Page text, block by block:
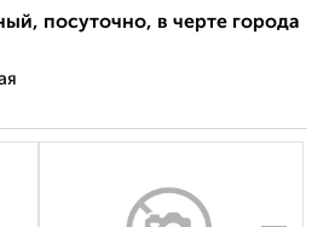
посуточно, в черте города